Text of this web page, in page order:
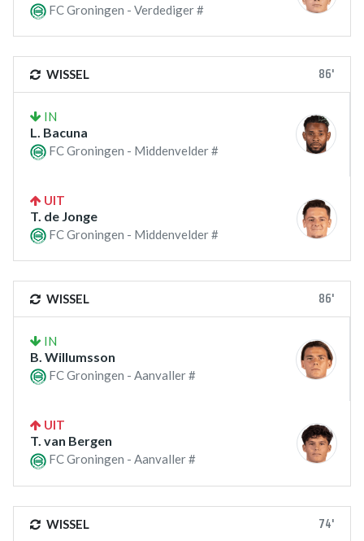
FC Groningen - Verdediger #
WISSEL 86'
IN
L. Bacuna
FC Groningen - Middenvelder #
UIT
T. de Jonge
FC Groningen - Middenvelder #
WISSEL 86'
IN
B. Willumsson
FC Groningen - Aanvaller #
UIT
T. van Bergen
FC Groningen - Aanvaller #
WISSEL 74'